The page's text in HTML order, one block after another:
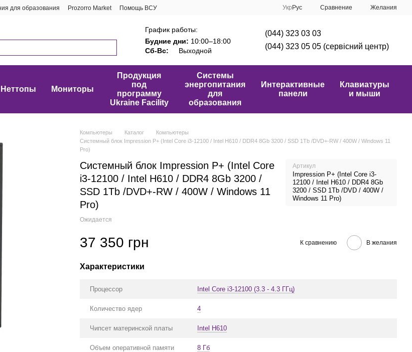
для образования Prozorro Market Помощь ВСУ Укр Рус Сравнение Желания
График работы:
Будние дни: 10:00–18:00
Сб-Вс:
Выходной
(044) 323 03 03
(044) 323 05 05 (сервісний центр)
Неттопы Мониторы
Продукция
под
программу
Ukraine Facility
Системы
энергопитания
для
образования
Интерактивные
панели
Клавиатуры
и мыши
Компьютеры Каталог
Компьютеры
Системный блок Impression P+ (Intel Core i3-12100 / Intel H610 / DDR4 8Gb 3200 / SSD 1Tb /DVD+-RW / 400W / Windows 11
Pro)
Системный блок Impression P+ (Intel Core
i3-12100 / Intel H610 / DDR4 8Gb 3200 /
SSD 1Tb /DVD+-RW / 400W / Windows 11
Pro)
Артикул
Impression P+ (Intel Core i3-
12100 / Intel H610 / DDR4 8Gb
3200 / SSD 1Tb /DVD / 400W /
Windows 11 Pro)
Ожидается
37 350 грн К сравнению В желания
Характеристики
Процессор Intel Core i3-12100 (3.3 - 4.3 ГГц)
Количество ядер 4
Чипсет материнской платы Intel H610
Объем оперативной памяти 8 Гб